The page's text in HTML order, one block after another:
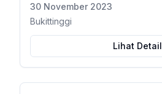
30 November 2023
Bukittinggi
Lihat Detail